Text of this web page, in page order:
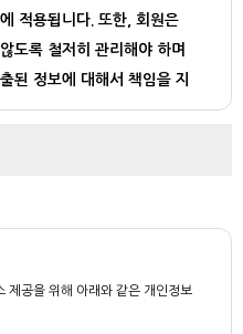
적용됩니다. 또한, 회원은
도록 철저히 관리해야 하며
된 정보에 대해서 책임을 지
하는 범위 내에서 회원의 개
제공을 요청 받은 경우
제공을 위해 아래와 같은 개인정보